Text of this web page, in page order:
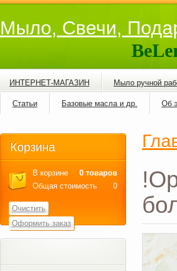
Мыло, Свечи,
ИНТЕРНЕТ-МАГАЗИН Мыло ручной
Статьи Базовые масла и др. Об
Корзина
В корзине
0 товаров
Общая стоимость
0
Очистить
Оформить заказ